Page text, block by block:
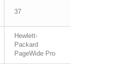
37
Hewlett-
Packard
PageWide Pro